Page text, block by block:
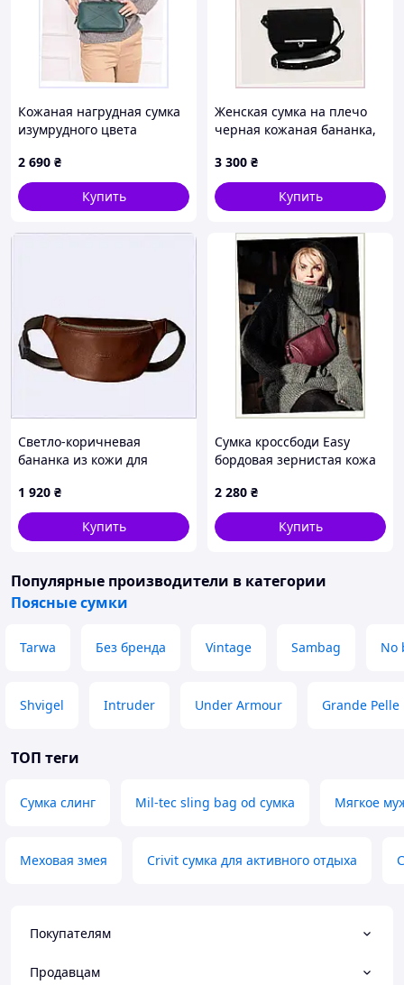
Кожаная нагрудная сумка
изумрудного цвета
2 690 ₴
Купить
Женская сумка на плечо
черная кожаная бананка,
3 300 ₴
Купить
Светло-коричневая
бананка из кожи для
1 920 ₴
Купить
Сумка кроссбоди Easy
бордовая зернистая кожа
2 280 ₴
Купить
Популярные производители в категории
Поясные сумки
Tarwa Без бренда Vintage Sambag No
Shvigel Intruder Under Armour Grande Pelle
ТОП теги
Сумка слинг Mil-tec sling bag od сумка Мягкое
Меховая змея Crivit сумка для активного отдыха
Покупателям
Продавцам